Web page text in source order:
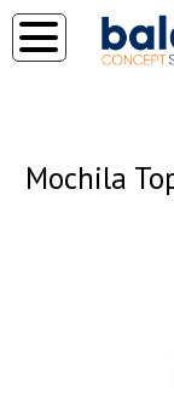
Mochila